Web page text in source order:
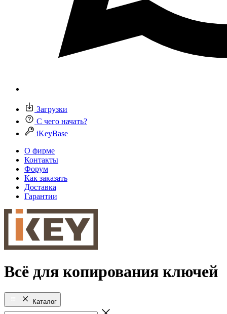
Загрузки
С чего начать?
iKeyBase
О фирме
Контакты
Форум
Как заказать
Доставка
Гарантии
Всё для копирования ключей
Каталог